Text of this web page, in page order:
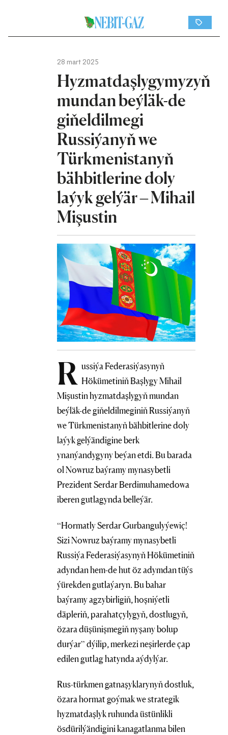
28 mart 2025
Hyzmatdaşlygymyzyň
mundan beýläk-de
giňeldilmegi
Russiýanyň we
Türkmenistanyň
bähbitlerine doly
laýyk gelýär – Mihail
Mişustin
R ussiýa Federasiýasynyň
Hökümetiniň Başlygy Mihail
Mişustin hyzmatdaşlygyň mundan
beýläk-de giňeldilmeginiň Russiýanyň
we Türkmenistanyň bähbitlerine doly
laýyk gelýändigine berk
ynanýandygyny beýan etdi. Bu barada
ol Nowruz baýramy mynasybetli
Prezident Serdar Berdimuhamedowa
iberen gutlagynda belleýär.
“Hormatly Serdar Gurbangulyýewiç!
Sizi Nowruz baýramy mynasybetli
Russiýa Federasiýasynyň Hökümetiniň
adyndan hem-de hut öz adymdan tüýs
ýürekden gutlaýaryn. Bu bahar
baýramy agzybirligiň, hoşniýetli
däpleriň, parahatçylygyň, dostlugyň,
özara düşünişmegiň nyşany bolup
durýar” dýilip, merkezi neşirlerde çap
edilen gutlag hatynda aýdylýar.
Rus-türkmen gatnaşyklarynyň dostluk,
özara hormat goýmak we strategik
hyzmatdaşlyk ruhunda üstünlikli
ösdürilýändigini kanagatlanma bilen